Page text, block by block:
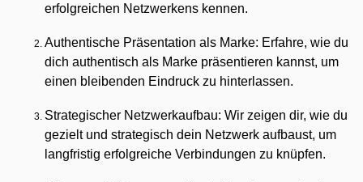
erfolgreichen Netzwerkens kennen.
Authentische Präsentation als Marke: Erfahre, wie du
dich authentisch als Marke präsentieren kannst, um
einen bleibenden Eindruck zu hinterlassen.
Strategischer Netzwerkaufbau: Wir zeigen dir, wie du
gezielt und strategisch dein Netzwerk aufbaust, um
langfristig erfolgreiche Verbindungen zu knüpfen.